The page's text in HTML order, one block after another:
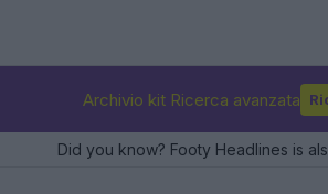
Archivio kit Ricerca avanzata
Did you know? Footy Headlines is